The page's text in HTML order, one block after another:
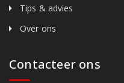
Tips & advies
Over ons
Contacteer ons